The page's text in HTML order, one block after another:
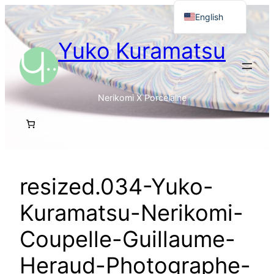
Skip
to
content
Yuko Kuramatsu
Nerikomi X Porcelaine
resized.034-Yuko-
Kuramatsu-Nerikomi-
Coupelle-Guillaume-
Heraud-Photographe-
English
Français
日本語